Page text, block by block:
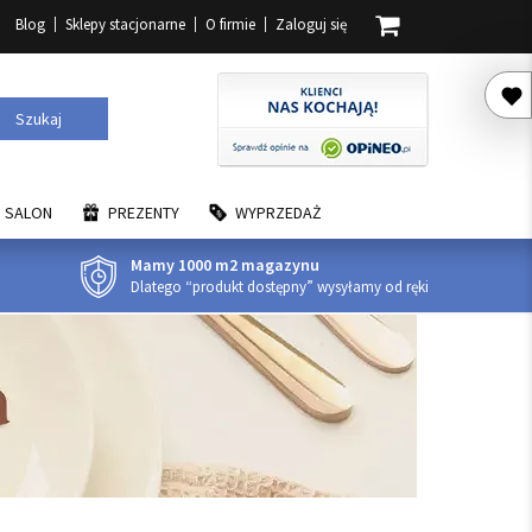
Blog Sklepy stacjonarne O firmie Zaloguj się
Szukaj
SALON PREZENTY WYPRZEDAŻ
Mamy 1000 m2 magazynu
Dlatego “produkt dostępny” wysyłamy od ręki